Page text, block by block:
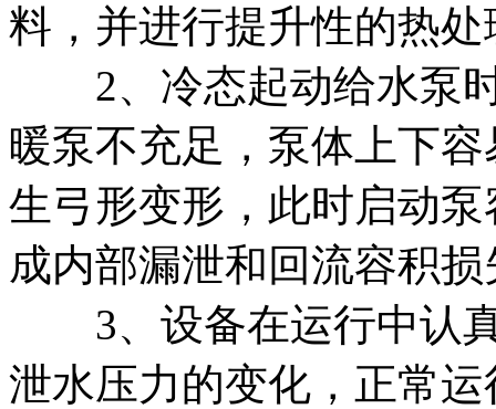
料，并进行提升性的热处
2、冷态起动给水泵时
暖泵不充足，泵体上下
生弓形变形，此时启动
成内部漏泄和回流容积
3、设备在运行中认真
泄水压力的变化，正常